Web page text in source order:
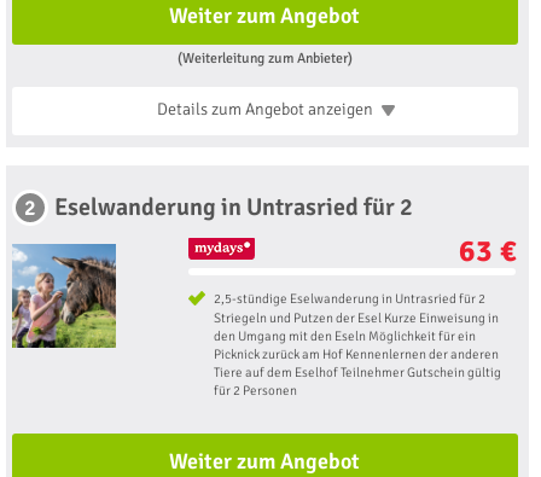
Weiter zum Angebot
(Weiterleitung zum Anbieter)
Details zum Angebotanzeigen
2 Eselwanderung in Untrasried für 2
63 €
2,5-stündige Eselwanderung in Untrasried für 2
Striegeln und Putzen der Esel Kurze Einweisung in
den Umgang mit den Eseln Möglichkeit für ein
Picknick zurück am Hof Kennenlernen der anderen
Tiere auf dem Eselhof Teilnehmer Gutschein gültig
für 2 Personen
Weiter zum Angebot